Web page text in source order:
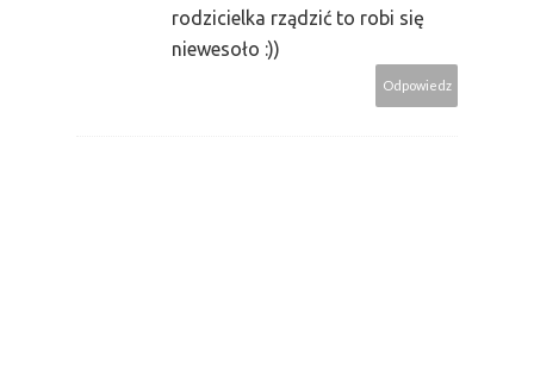
rodzicielka rządzić to robi się
niewesoło :))
Odpowiedz